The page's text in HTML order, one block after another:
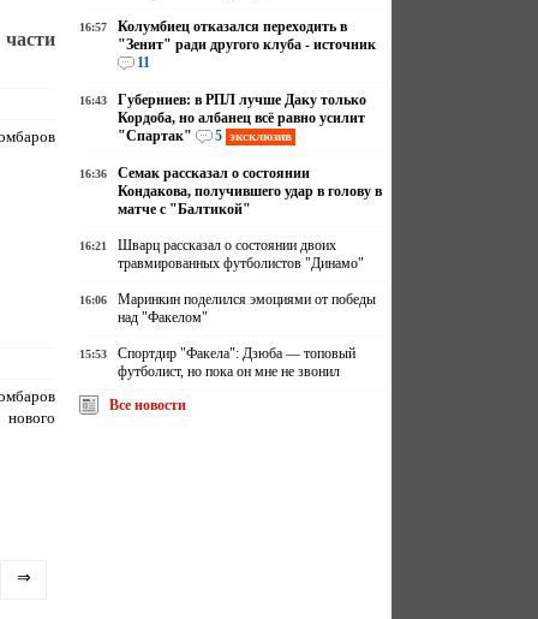
⇒
16:57
Колумбиец отказался переходить в
"Зенит" ради другого клуба - источник
11
16:43
Губерниев: в РПЛ лучше Даку только
Кордоба, но албанец всё равно усилит
"Спартак"
5 эксклюзив
16:36
Семак рассказал о состоянии
Кондакова, получившего удар в голову в
матче с "Балтикой"
16:21
Шварц рассказал о состоянии двоих
травмированных футболистов "Динамо"
16:06
Маринкин поделился эмоциями от победы
над "Факелом"
15:53
Спортдир "Факела": Дзюба — топовый
футболист, но пока он мне не звонил
Все новости